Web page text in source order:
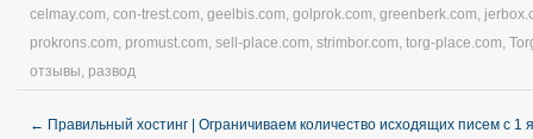
celmay.com con-trest.com geelbis.com golprok.com greenberk.com
prokrons.com promust.com sell-place.com strimbor.com torg-place.com
отзывы развод
← Правильный хостинг | Ограничиваем количество исходящих писем с 1